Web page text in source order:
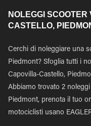
NOLEGGI
CASTELLO,
Cerchi di noleggiare una
Piedmont? Sfoglia tutti i
Capovilla-Castello,
Abbiamo trovato 2
Piedmont, prenota il tuo
motociclisti usano